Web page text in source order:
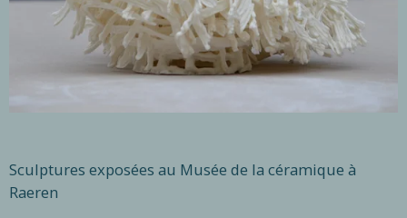
Sculptures exposées au Musée de la céramique à
Raeren